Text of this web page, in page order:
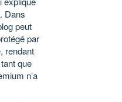
Dans
peut
par
rendant
que
n’a